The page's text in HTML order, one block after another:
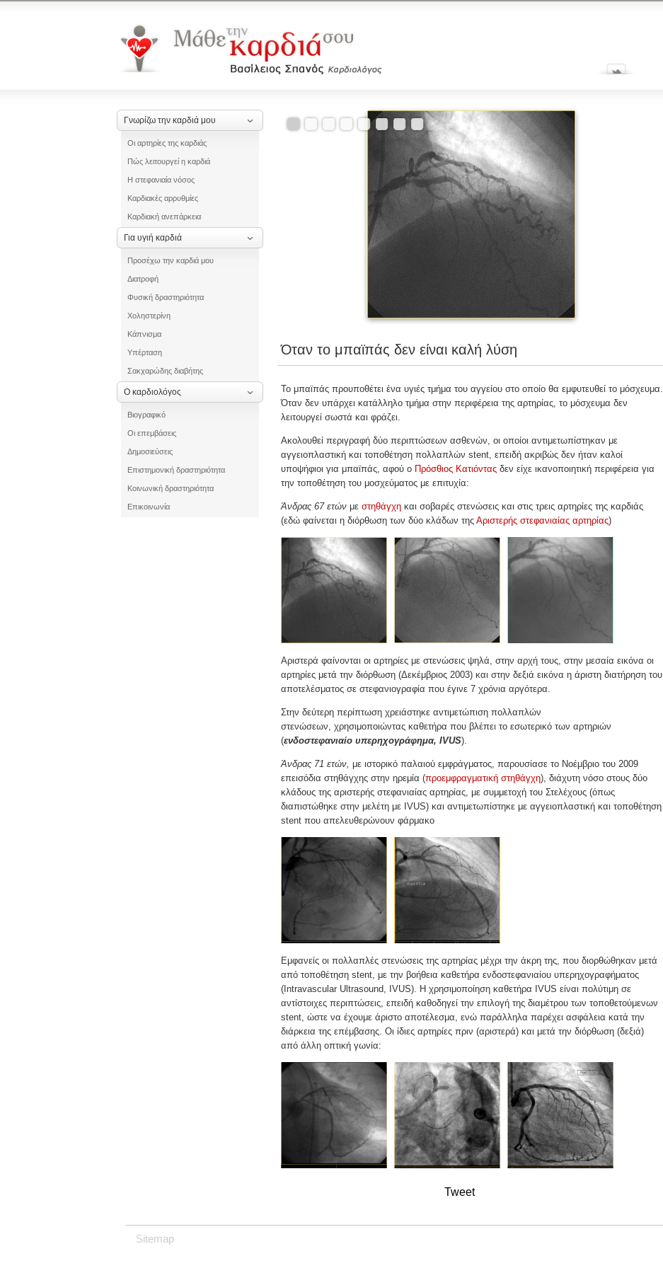
Γνωρίζω την καρδιά μου
Οι αρτηρίες της καρδιάς
Πώς λειτουργεί η καρδιά
Η στεφανιαία νόσος
Καρδιακές αρρυθμίες
Καρδιακή ανεπάρκεια
Για υγιή καρδιά
Προσέχω την καρδιά μου
Διατροφή
Φυσική δραστηριότητα
Χοληστερίνη
Κάπνισμα
Υπέρταση
Σακχαρώδης διαβήτης
Ο καρδιολόγος
Βιογραφικό
Οι επεμβάσεις
Δημοσιεύσεις
Επιστημονική δραστηριότητα
Κοινωνική δραστηριότητα
Επικοινωνία
Όταν το μπαϊπάς δεν είναι καλή λύση
Το μπαϊπάς προυποθέτει ένα υγιές τμήμα του αγγείου στο οποίο θα εμφυτευθεί το μόσχευμα.
Όταν δεν υπάρχει κατάλληλο τμήμα στην περιφέρεια της αρτηρίας, το μόσχευμα δεν
λειτουργεί σωστά και φράζει.
Ακολουθεί περιγραφή δύο περιπτώσεων ασθενών, οι οποίοι αντιμετωπίστηκαν με
αγγειοπλαστική και τοποθέτηση πολλαπλών stent, επειδή ακριβώς δεν ήταν καλοί
υποψήφιοι για μπαϊπάς, αφού ο Πρόσθιος Κατιόνταςδεν είχε ικανοποιητική περιφέρεια για
την τοποθέτηση του μοσχεύματος με επιτυχία:
Άνδρας 67 ετών με στηθάγχηκαι σοβαρές στενώσεις και στις τρεις αρτηρίες της καρδιάς
(εδώ φαίνεται η διόρθωση των δύο κλάδων της Αριστερής στεφανιαίας αρτηρίας)
Αριστερά φαίνονται οι αρτηρίες με στενώσεις ψηλά, στην αρχή τους, στην μεσαία εικόνα οι
αρτηρίες μετά την διόρθωση (Δεκέμβριος 2003) και στην δεξιά εικόνα η άριστη διατήρηση του
αποτελέσματος σε στεφανιογραφία που έγινε 7 χρόνια αργότερα.
Στην δεύτερη περίπτωση χρειάστηκε αντιμετώπιση πολλαπλών
στενώσεων, χρησιμοποιώντας καθετήρα που βλέπει το εσωτερικό των αρτηριών
(ενδοστεφανιαίο υπερηχογράφημα, IVUS).
Άνδρας 71 ετών, με ιστορικό παλαιού εμφράγματος, παρουσίασε το Νοέμβριο του 2009
επεισόδια στηθάγχης στην ηρεμία (προεμφραγματική στηθάγχη), διάχυτη νόσο στους δύο
κλάδους της αριστερής στεφανιαίας αρτηρίας, με συμμετοχή του Στελέχους (όπως
διαπιστώθηκε στην μελέτη με IVUS) και αντιμετωπίστηκε με αγγειοπλαστική και τοποθέτηση
stent που απελευθερώνουν φάρμακο
Εμφανείς οι πολλαπλές στενώσεις της αρτηρίας μέχρι την άκρη της, που διορθώθηκαν μετά
από τοποθέτηση stent, με την βοήθεια καθετήρα ενδοστεφανιαίου υπερηχογραφήματος
(Intravascular Ultrasound, IVUS). Η χρησιμοποίηση καθετήρα IVUS είναι πολύτιμη σε
αντίστοιχες περιπτώσεις, επειδή καθοδηγεί την επιλογή της διαμέτρου των τοποθετούμενων
stent, ώστε να έχουμε άριστο αποτέλεσμα, ενώ παράλληλα παρέχει ασφάλεια κατά την
διάρκεια της επέμβασης. Οι ίδιες αρτηρίες πριν (αριστερά) και μετά την διόρθωση (δεξιά)
από άλλη οπτική γωνία:
Tweet
Sitemap